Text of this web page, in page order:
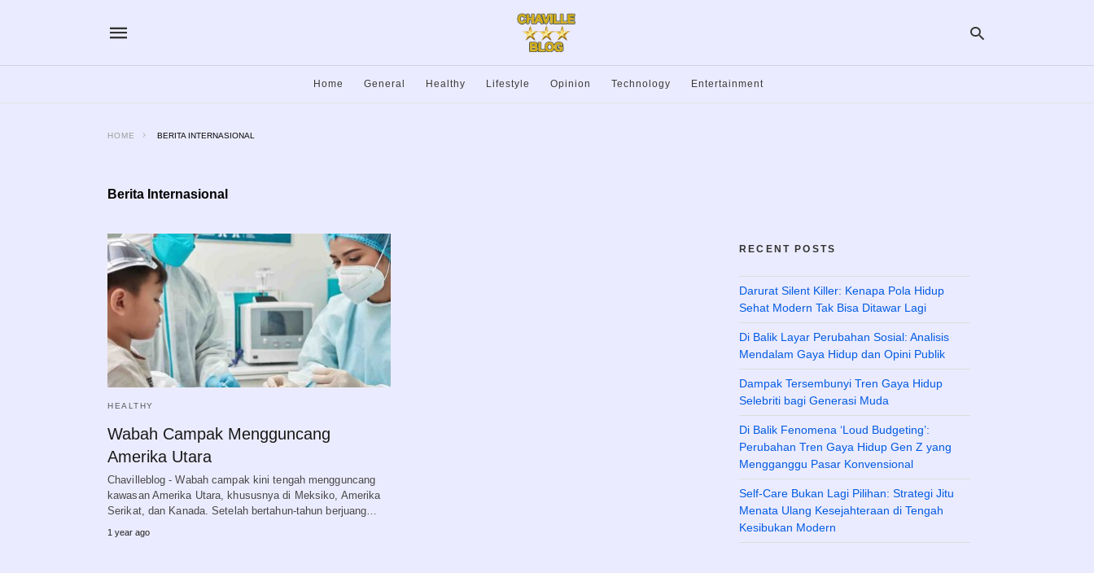
Home General Healthy Lifestyle Opinion Technology Entertainment
HOME BERITA INTERNASIONAL
Berita Internasional
HEALTHY
Wabah Campak Mengguncang
Amerika Utara
Chavilleblog - Wabah campak kini tengah mengguncang
kawasan Amerika Utara, khususnya di Meksiko, Amerika
Serikat, dan Kanada. Setelah bertahun-tahun berjuang…
1 year ago
RECENT POSTS
Darurat Silent Killer: Kenapa Pola Hidup
Sehat Modern Tak Bisa Ditawar Lagi
Di Balik Layar Perubahan Sosial: Analisis
Mendalam Gaya Hidup dan Opini Publik
Dampak Tersembunyi Tren Gaya Hidup
Selebriti bagi Generasi Muda
Di Balik Fenomena ‘Loud Budgeting’:
Perubahan Tren Gaya Hidup Gen Z yang
Mengganggu Pasar Konvensional
Self-Care Bukan Lagi Pilihan: Strategi Jitu
Menata Ulang Kesejahteraan di Tengah
Kesibukan Modern